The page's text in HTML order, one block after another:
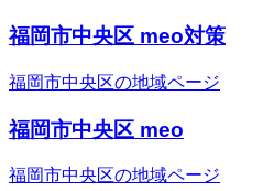
福岡市中央区 meo対策
福岡市中央区の地域ページ
福岡市中央区 meo
福岡市中央区の地域ページ